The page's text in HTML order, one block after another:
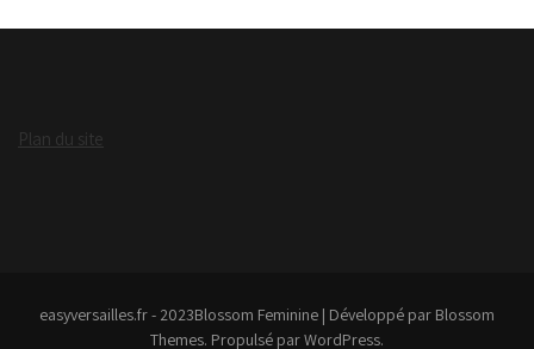
Plan du site
easyversailles.fr - 2023Blossom Feminine | Développé par Blossom
Themes. Propulsé parWordPress.